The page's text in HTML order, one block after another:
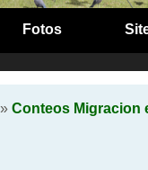
Fotos
Conteos Migracion